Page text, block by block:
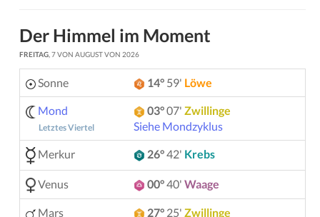
Der Himmel im Moment
FREITAG , 7 VON AUGUST VON 2026
Sonne 14° 59' Löwe
Mond
Letztes Viertel
03°07' Zwillinge
Siehe Mondzyklus
Merkur 26°42' Krebs
Venus 00°40' Waage
Mars 27° 25' Zwillinge